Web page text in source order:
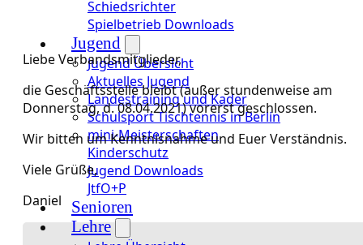
Schiedsrichter
Spielbetrieb Downloads
Jugend
Jugend Übersicht
Aktuelles Jugend
Landestraining und Kader
Schulsport Tischtennis in Berlin
mini-Meisterschaften
Kinderschutz
Jugend Downloads
JtfO+P
Senioren
Lehre
Liebe Verbandsmitglieder,
die Geschäftsstelle bleibt (außer stundenweise am
Donnerstag, d. 08.04.2021) vorerst geschlossen.
Wir bitten um Kenntnisnahme und Euer Verständnis.
Viele Grüße,
Daniel